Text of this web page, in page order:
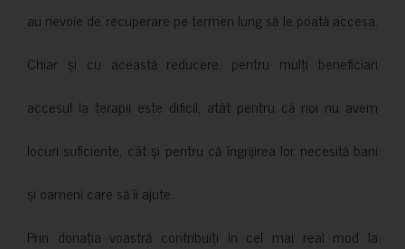
au nevoie de recuperare pe termen lung să le poată accesa.
Chiar și cu această reducere, pentru mulți beneficiari
accesul la terapii este dificil, atât pentru că noi nu avem
locuri suficiente, cât și pentru că îngrijirea lor necesită bani
și oameni care să îi ajute.
Prin donația voastră contribuiți în cel mai real mod la